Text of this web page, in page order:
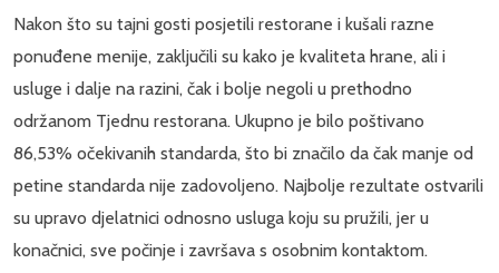
Nakon što su tajni gosti posjetili restorane i kušali razne
ponuđene menije, zaključili su kako je kvaliteta hrane, ali i
usluge i dalje na razini, čak i bolje negoli u prethodno
održanom Tjednu restorana. Ukupno je bilo poštivano
86,53% očekivanih standarda, što bi značilo da čak manje od
petine standarda nije zadovoljeno. Najbolje rezultate ostvarili
su upravo djelatnici odnosno usluga koju su pružili, jer u
konačnici, sve počinje i završava s osobnim kontaktom.